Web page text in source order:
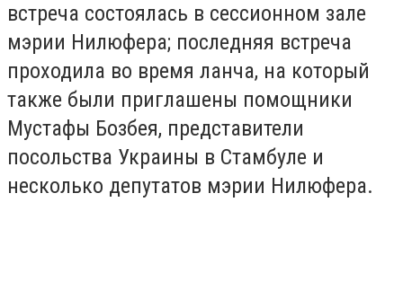
встреча состоялась в сессионном зале
мэрии Нилюфера; последняя встреча
проходила во время ланча, на который
также были приглашены помощники
Мустафы Бозбея, представители
посольства Украины в Стамбуле и
несколько депутатов мэрии Нилюфера.